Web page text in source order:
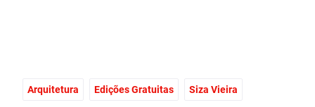
Arquitetura Edições Gratuitas Siza Vieira